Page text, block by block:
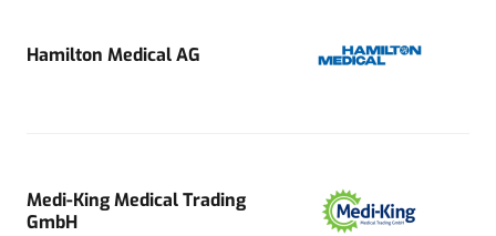
Hamilton Medical AG
Medi-King Medical Trading
GmbH